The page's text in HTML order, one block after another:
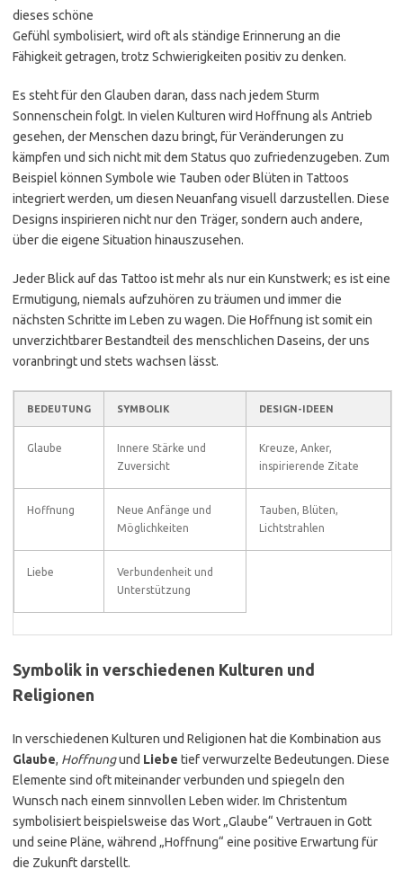
dieses schöne
Gefühl symbolisiert, wird oft als ständige Erinnerung an die
Fähigkeit getragen, trotz Schwierigkeiten positiv zu denken.
Es steht für den Glauben daran, dass nach jedem Sturm
Sonnenschein folgt. In vielen Kulturen wird Hoffnung als Antrieb
gesehen, der Menschen dazu bringt, für Veränderungen zu
kämpfen und sich nicht mit dem Status quo zufriedenzugeben. Zum
Beispiel können Symbole wie Tauben oder Blüten in Tattoos
integriert werden, um diesen Neuanfang visuell darzustellen. Diese
Designs inspirieren nicht nur den Träger, sondern auch andere,
über die eigene Situation hinauszusehen.
Jeder Blick auf das Tattoo ist mehr als nur ein Kunstwerk; es ist eine
Ermutigung, niemals aufzuhören zu träumen und immer die
nächsten Schritte im Leben zu wagen. Die Hoffnung ist somit ein
unverzichtbarer Bestandteil des menschlichen Daseins, der uns
voranbringt und stets wachsen lässt.
BEDEUTUNG SYMBOLIK DESIGN-IDEEN
Glaube
Innere Stärke und
Zuversicht
Kreuze, Anker,
inspirierende Zitate
Hoffnung
Neue Anfänge und
Möglichkeiten
Tauben, Blüten,
Lichtstrahlen
Liebe
Verbundenheit und
Unterstützung
Symbolik in verschiedenen Kulturen und
Religionen
In verschiedenen Kulturen und Religionen hat die Kombination aus
Glaube, Hoffnungund Liebe tief verwurzelte Bedeutungen. Diese
Elemente sind oft miteinander verbunden und spiegeln den
Wunsch nach einem sinnvollen Leben wider. Im Christentum
symbolisiert beispielsweise das Wort „Glaube“ Vertrauen in Gott
und seine Pläne, während „Hoffnung“ eine positive Erwartung für
die Zukunft darstellt.